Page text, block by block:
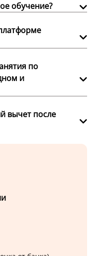
обучение?
по
и
вычет после